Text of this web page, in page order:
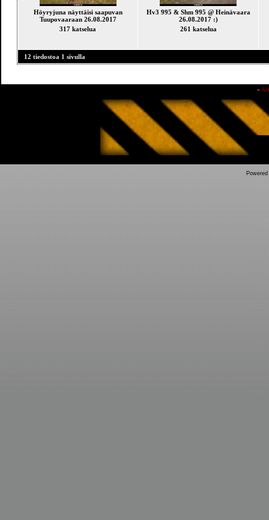
Höyryjuna näyttäisi saapuvan
Tuupovaaraan 26.08.2017
317 katselua
Hv3 995 & Shm 995 @ Heinävaara
26.08.2017 :)
261 katselua
12 tiedostoa 1 sivulla
»